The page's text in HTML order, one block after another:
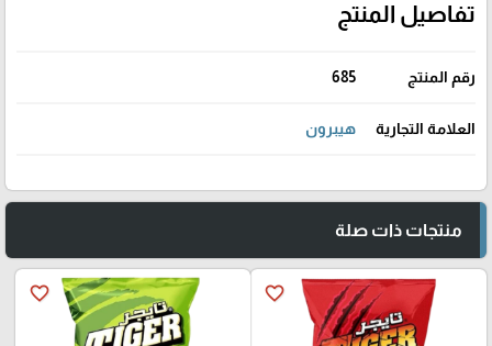
تفاصيل المنتج
رقم المنتج 685
العلامة التجارية هيبرون
منتجات ذات صلة
favorite_border
favorite_border